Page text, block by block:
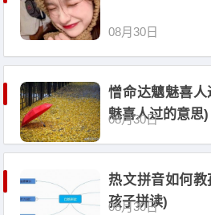
08月30日
憎命达魑魅喜
魅喜人过的意思)
08月30日
热文拼音如何
孩子拼读)
08月30日